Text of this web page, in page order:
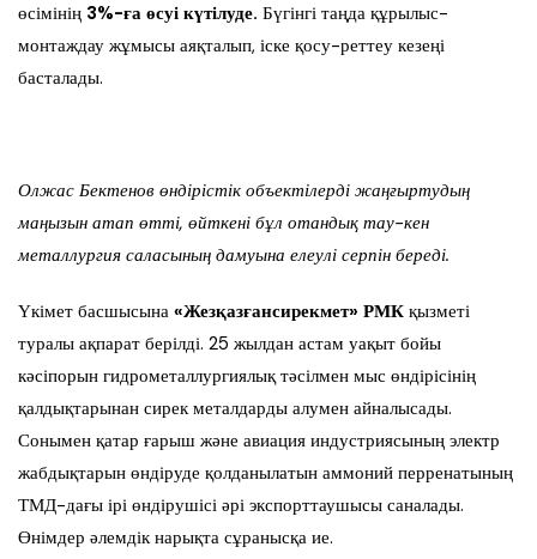
өсімінің 3%-ға өсуі күтілуде. Бүгінгі таңда құрылыс-
монтаждау жұмысы аяқталып, іске қосу-реттеу кезеңі
басталады.
Олжас Бектенов өндірістік объектілерді жаңғыртудың
маңызын атап өтті, өйткені бұл отандық тау-кен
металлургия саласының дамуына елеулі серпін береді.
Үкімет басшысына «Жезқазғансирекмет» РМК қызметі
туралы ақпарат берілді. 25 жылдан астам уақыт бойы
кәсіпорын гидрометаллургиялық тәсілмен мыс өндірісінің
қалдықтарынан сирек металдарды алумен айналысады.
Сонымен қатар ғарыш және авиация индустриясының электр
жабдықтарын өндіруде қолданылатын аммоний перренатының
ТМД-дағы ірі өндірушісі әрі экспорттаушысы саналады.
Өнімдер әлемдік нарықта сұранысқа ие.